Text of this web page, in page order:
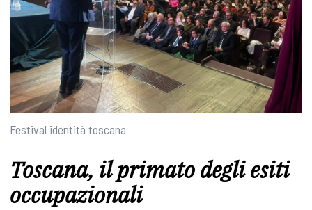
Festival identità toscana
Toscana, il primato degli esiti
occupazionali